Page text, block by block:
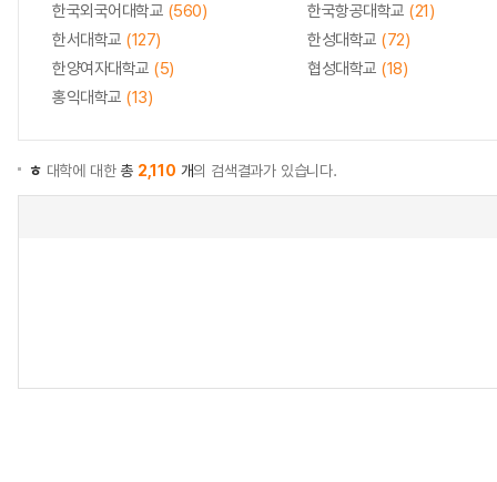
한국외국어대학교 (560) 한국항공대학교 (21)
한서대학교 (127) 한성대학교 (72)
한양여자대학교 (5) 협성대학교 (18)
홍익대학교 (13)
ㅎ 대학에 대한총 2,110 개의 검색결과가 있습니다.